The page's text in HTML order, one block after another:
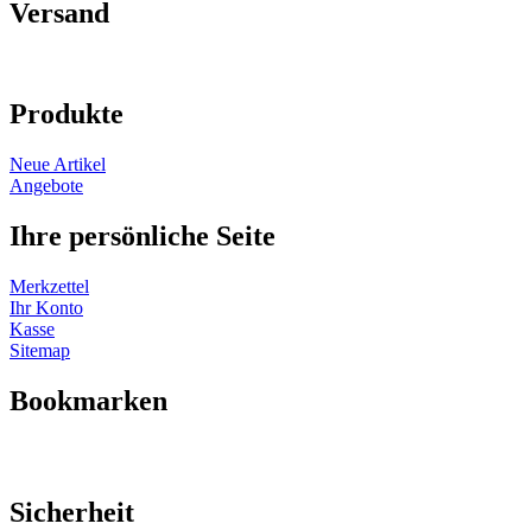
Versand
Produkte
Neue Artikel
Angebote
Ihre persönliche Seite
Merkzettel
Ihr Konto
Kasse
Sitemap
Bookmarken
Sicherheit